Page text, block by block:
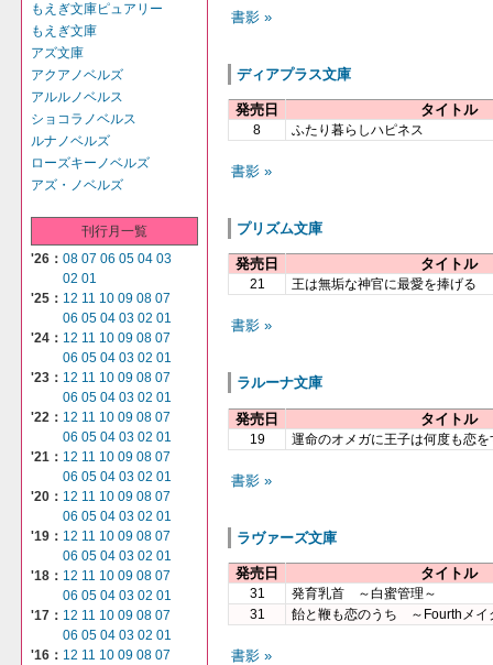
もえぎ文庫ピュアリー
もえぎ文庫
アズ文庫
アクアノベルズ
アルルノベルス
ショコラノベルス
ルナノベルズ
ローズキーノベルズ
アズ・ノベルズ
刊行月一覧
'26： 08 07 06 05 04 03
02 01
'25： 12 11 10 09 08 07
06 05 04 03 02 01
'24： 12 11 10 09 08 07
06 05 04 03 02 01
'23： 12 11 10 09 08 07
06 05 04 03 02 01
'22： 12 11 10 09 08 07
06 05 04 03 02 01
'21： 12 11 10 09 08 07
06 05 04 03 02 01
'20： 12 11 10 09 08 07
06 05 04 03 02 01
'19： 12 11 10 09 08 07
06 05 04 03 02 01
'18： 12 11 10 09 08 07
06 05 04 03 02 01
'17： 12 11 10 09 08 07
06 05 04 03 02 01
'16： 12 11 10 09 08 07
書影 »
ディアプラス文庫
発売日 タイトル
8 ふたり暮らしハピネス
書影 »
プリズム文庫
発売日 タイトル
21 王は無垢な神官に最愛を捧げる
書影 »
ラルーナ文庫
発売日 タイトル
19 運命のオメガに王子は何度も恋を
書影 »
ラヴァーズ文庫
発売日 タイトル
31
発育乳首 ～白蜜管理～
31
飴と鞭も恋のうち ～Fourthメイ
書影 »